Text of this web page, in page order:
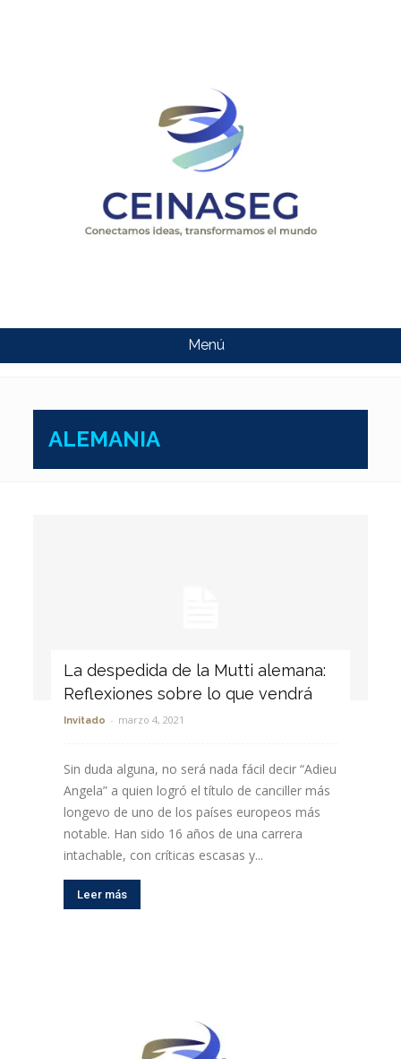
CEINASEG
Menú
ALEMANIA
La despedida de la Mutti alemana:
Reflexiones sobre lo que vendrá
Invitado - marzo 4, 2021
Sin duda alguna, no será nada fácil decir “Adieu
Angela” a quien logró el título de canciller más
longevo de uno de los países europeos más
notable. Han sido 16 años de una carrera
intachable, con críticas escasas y...
Leer más